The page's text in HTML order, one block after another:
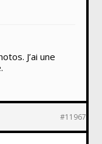
J’ai une
#11967